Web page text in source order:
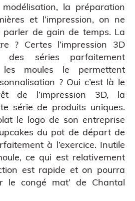
la préparation
et l’impression, on ne
de gain de temps. La
? Certes l’impression 3D
des séries parfaitement
les moules le permettent
? Oui c’est là le
de l’impression 3D, la
série de produits uniques.
le logo de son entreprise
du pot de départ de
à l’exercice. Inutile
ce qui est relativement
est rapide et on pourra
le congé mat’ de Chantal